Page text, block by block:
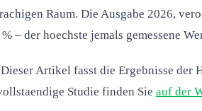
Raum. Die Ausgabe 2026,
– der hoechste jemals gemessene
Artikel fasst die Ergebnisse
Studie finden Sie auf der